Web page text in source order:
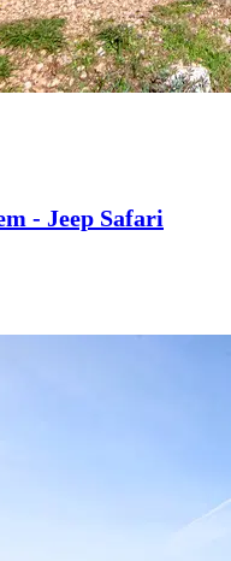
- Jeep Safari